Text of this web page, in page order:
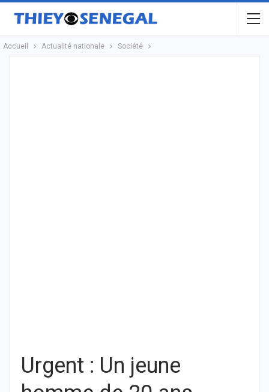
Accueil Actualité nationale Société
Urgent : Un jeune